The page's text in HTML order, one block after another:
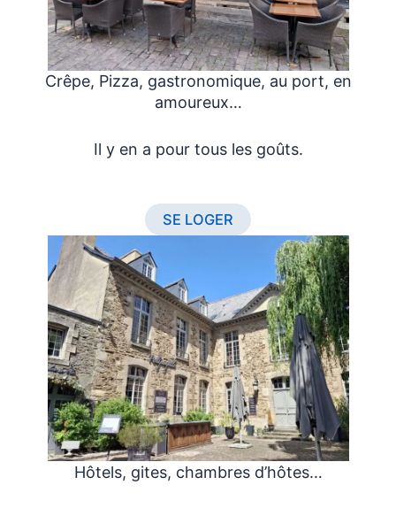
Crêpe, Pizza, gastronomique, au port, en
amoureux…
Il y en a pour tous les goûts.
SE LOGER
Hôtels, gites, chambres d’hôtes…